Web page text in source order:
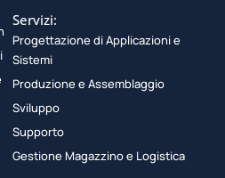
Servizi:
Progettazione di Applicazioni e
Sistemi
Produzione e Assemblaggio
Sviluppo
Supporto
Gestione Magazzino e Logistica